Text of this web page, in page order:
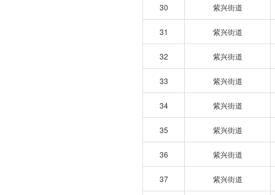
30 紫兴街道
31 紫兴街道
32 紫兴街道
33 紫兴街道
34 紫兴街道
35 紫兴街道
36 紫兴街道
37 紫兴街道